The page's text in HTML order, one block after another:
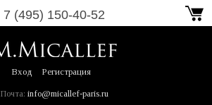
7 (495) 150-40-52
Вход Регистрация
Почта: info@micallef-paris.ru